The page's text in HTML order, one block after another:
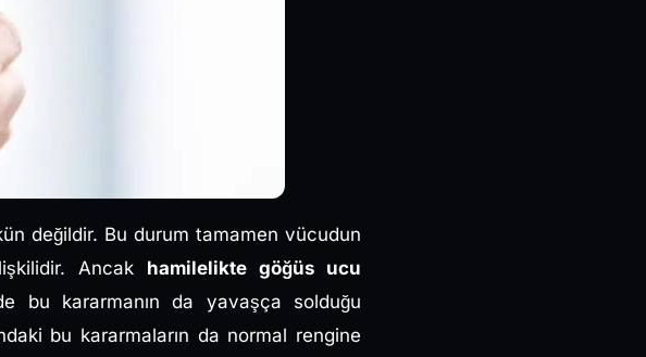
değildir. Bu durum tamamen vücudun
Ancak hamilelikte göğüs ucu
bu kararmanın da yavaşça solduğu
bu kararmaların da normal rengine